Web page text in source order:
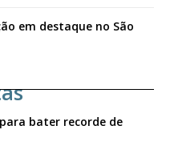
em destaque no São
bater recorde de